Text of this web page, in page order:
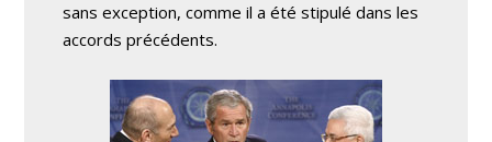
sans exception, comme il a été stipulé dans les
accords précédents.